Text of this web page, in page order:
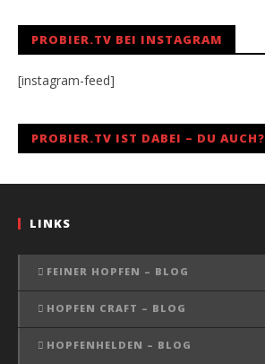
PROBIER.TV BEI INSTAGRAM
[instagram-feed]
PROBIER.TV IST DABEI – DU AUCH?
LINKS
FEINER HOPFEN – BLOG
HOPFEN CRAFT – BLOG
HOPFENHELDEN – BLOG